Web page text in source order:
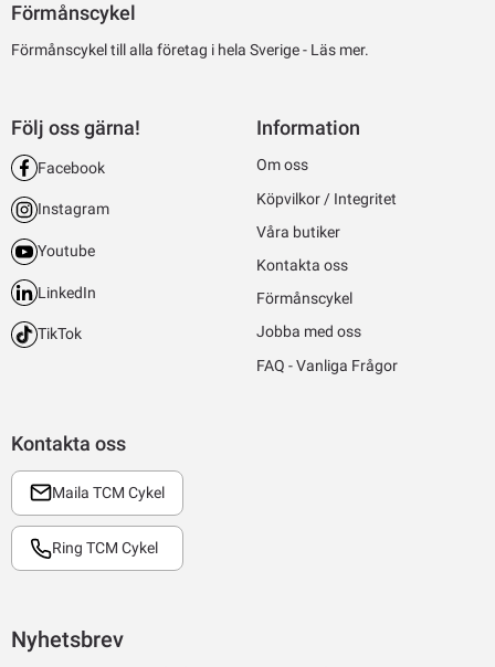
Förmånscykel
Förmånscykel till alla företag i hela Sverige - Läs mer.
Kontakta oss
Maila TCM Cykel
Ring TCM Cykel
Följ oss gärna!
Facebook
Instagram
Youtube
LinkedIn
TikTok
Information
Om oss
Köpvilkor / Integritet
Våra butiker
Kontakta oss
Förmånscykel
Jobba med oss
FAQ - Vanliga Frågor
Nyhetsbrev